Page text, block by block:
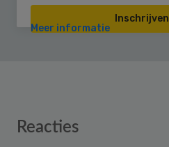
Inschrijven
Meer informatie
Reader
Reacties